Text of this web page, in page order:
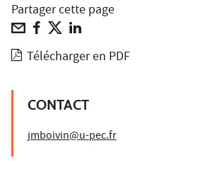
Partager cette page
Télécharger en PDF
CONTACT
jmboivin@u-pec.fr